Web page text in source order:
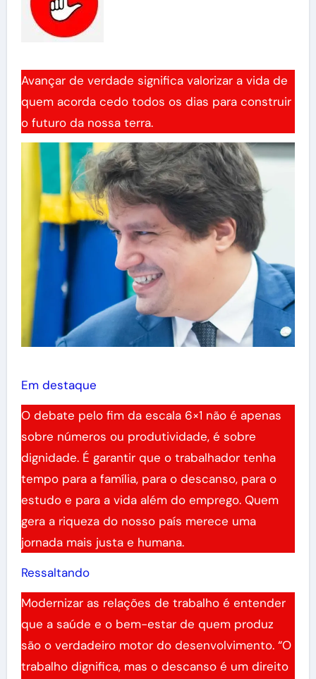
Avançar de verdade significa valorizar a vida de
quem acorda cedo todos os dias para construir
o futuro da nossa terra.
Em destaque
O debate pelo fim da escala 6×1 não é apenas
sobre números ou produtividade, é sobre
dignidade. É garantir que o trabalhador tenha
tempo para a família, para o descanso, para o
estudo e para a vida além do emprego. Quem
gera a riqueza do nosso país merece uma
jornada mais justa e humana.
Ressaltando
Modernizar as relações de trabalho é entender
que a saúde e o bem-estar de quem produz
são o verdadeiro motor do desenvolvimento. “O
trabalho dignifica, mas o descanso é um direito